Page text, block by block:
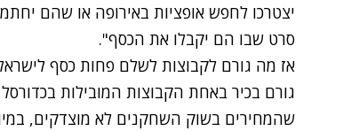
יצטרכו לחפש אופציות באירופה או שהם
סרט שבו הם יקבלו את הכסף".
אז מה גורם לקבוצות לשלם פחות כסף
גורם בכיר באחת הקבוצות המובילות
שהמחירים בשוק השחקנים לא מוצדקים,